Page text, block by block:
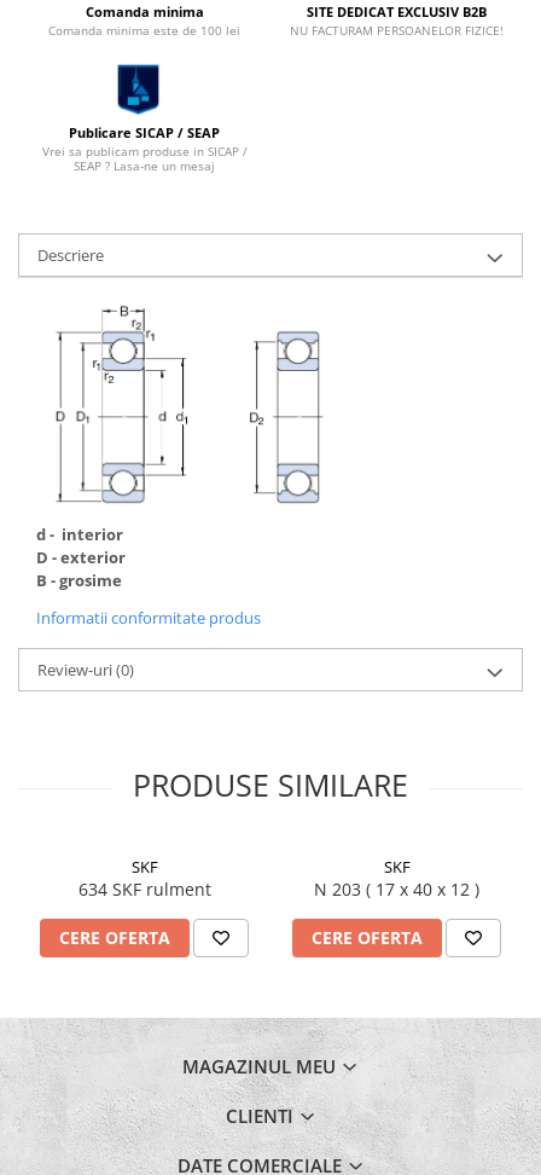
Comanda minima
Comanda minima este de 100 lei
SITE DEDICAT EXCLUSIV B2B
NU FACTURAM PERSOANELOR FIZICE!
Publicare SICAP / SEAP
Vrei sa publicam produse in SICAP /
SEAP ? Lasa-ne un mesaj
Descriere
d - interior
D - exterior
B - grosime
Informatii conformitate produs
Review-uri(0)
PRODUSE SIMILARE
SKF
634 SKF rulment
CERE OFERTA
SKF
N 203 ( 17 x 40 x 12 )
CERE OFERTA
MAGAZINUL MEU
CLIENTI
DATE COMERCIALE